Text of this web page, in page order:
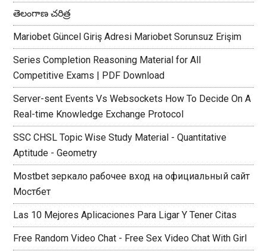
తెలంగాణ చరిత్ర
Mariobet Güncel Giriş Adresi Mariobet Sorunsuz Erişim
Series Completion Reasoning Material for All
Competitive Exams | PDF Download
Server-sent Events Vs Websockets How To Decide On A
Real-time Knowledge Exchange Protocol
SSC CHSL Topic Wise Study Material - Quantitative
Aptitude - Geometry
Mostbet зеркало рабочее вход на официальный сайт
Мостбет
Las 10 Mejores Aplicaciones Para Ligar Y Tener Citas
Free Random Video Chat - Free Sex Video Chat With Girl